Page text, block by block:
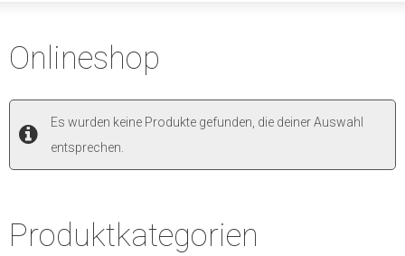
Onlineshop
Es wurden keine Produkte gefunden, die deiner Auswahl
entsprechen.
Produktkategorien